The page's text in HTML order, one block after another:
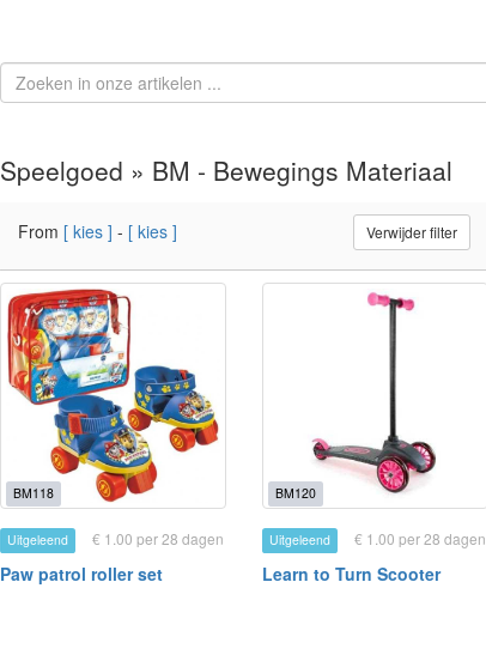
Speelgoed » BM - Bewegings Materiaal
From [ kies ] - [ kies ] Verwijder filter
BM118
Uitgeleend € 1.00 per 28 dagen
Paw patrol roller set
BM120
Uitgeleend € 1.00 per 28 dagen
Learn to Turn Scooter